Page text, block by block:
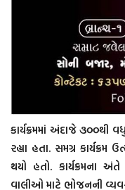
કાર્યક્રમમાં અંદાજે ૩૦૦થી
રહ્યા હતા. સમગ્ર
થયો હતો. કાર્યક્રમના
વાલીઓ માટે ભોજનની